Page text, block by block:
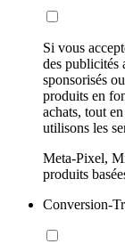
Si vous
des publicités
sponsorisés
produits en
achats, tout
utilisons les
Meta-Pixel,
produits
Conversion-